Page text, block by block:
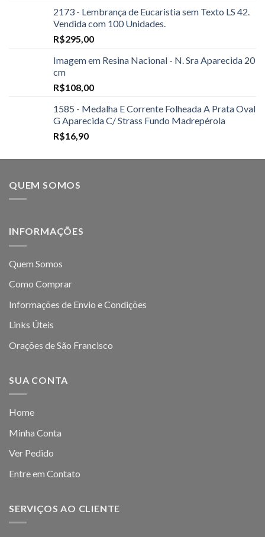
2173 - Lembrança de Eucaristia sem Texto LS 42.
Vendida com 100 Unidades.
R$295,00
Imagem em Resina Nacional - N. Sra Aparecida 20
cm
R$108,00
1585 - Medalha E Corrente Folheada A Prata Oval
G Aparecida C/ Strass Fundo Madrepérola
R$16,90
QUEM SOMOS
INFORMAÇÕES
Quem Somos
Como Comprar
Informações de Envio e Condições
Links Úteis
Orações de São Francisco
SUA CONTA
Home
Minha Conta
Ver Pedido
Entre em Contato
SERVIÇOS AO CLIENTE